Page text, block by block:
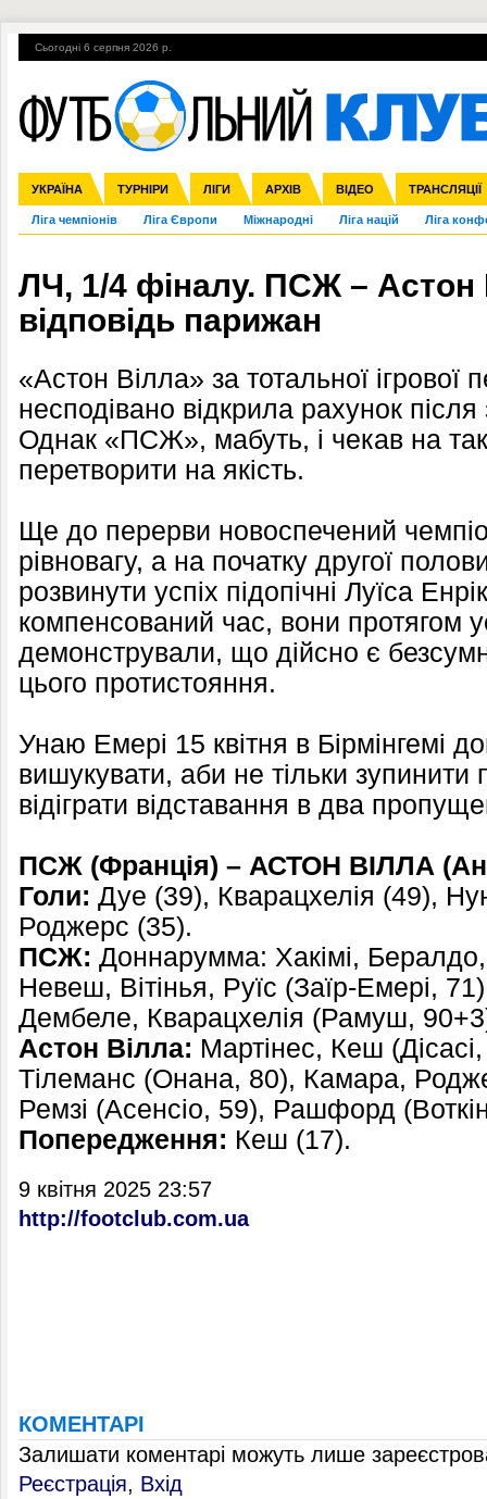
Сьогодні 6 серпня 2026 р.
УКРАЇНА ТУРНІРИ ЛІГИ АРХІВ ВІДЕО ТРАНСЛЯЦІЇ
Збірна Прем'єр-ліга Перша ліга Друга ліга Кубок України
Ліга чемпіонів Ліга Європи Міжнародні Ліга націй Ліга
Англія Іспанія Італія Німеччина Франція Інші
ЧС-2014 ЄВРО-2016 Росія Кубок конфедерацій ЧЄ-2015 (U-
Гарячі теми УПЛ, 1-й тур ВІЙНА УПЛ-ПЕРЕХОДИ
ЛЧ, 1/4 фіналу. ПСЖ – Астон
відповідь парижан
«Астон Вілла» за тотальної ігрової
несподівано відкрила рахунок після
Однак «ПСЖ», мабуть, і чекав на
перетворити на якість.
Ще до перерви новоспечений
рівновагу, а на початку другої
розвинути успіх підопічні Луїса
компенсований час, вони протягом
демонстрували, що дійсно є
цього протистояння.
Унаю Емері 15 квітня в Бірмінгемі
вишукувати, аби не тільки
відіграти відставання в два
ПСЖ (Франція) – АСТОН ВІЛЛА
Голи: Дуе (39), Кварацхелія (49),
Роджерс (35).
ПСЖ: Доннарумма: Хакімі,
Невеш, Вітінья, Руїс (Заїр-Емері,
Дембеле, Кварацхелія (Рамуш,
Астон Вілла: Мартінес, Кеш
Тілеманс (Онана, 80), Камара,
Ремзі (Асенсіо, 59), Рашфорд
Попередження: Кеш (17).
9 квітня 2025 23:57
http://footclub.com.ua
КОМЕНТАРІ
Залишати коментарі можуть лише
Реєстрація, Вхід